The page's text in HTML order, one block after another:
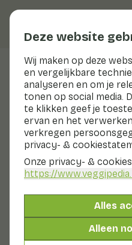
Deze website
Wij maken op deze
en vergelijkbare
analyseren en om je
tonen op social media.
te klikken geef je
ervan en het
verkregen
privacy- &
Onze privacy- &
https://
Alles
Alleen
Nashipeer
Voedingswaarden
Hieronder vind je een
voedingswaarden, met
bereidingswijzen.
Peer met schil